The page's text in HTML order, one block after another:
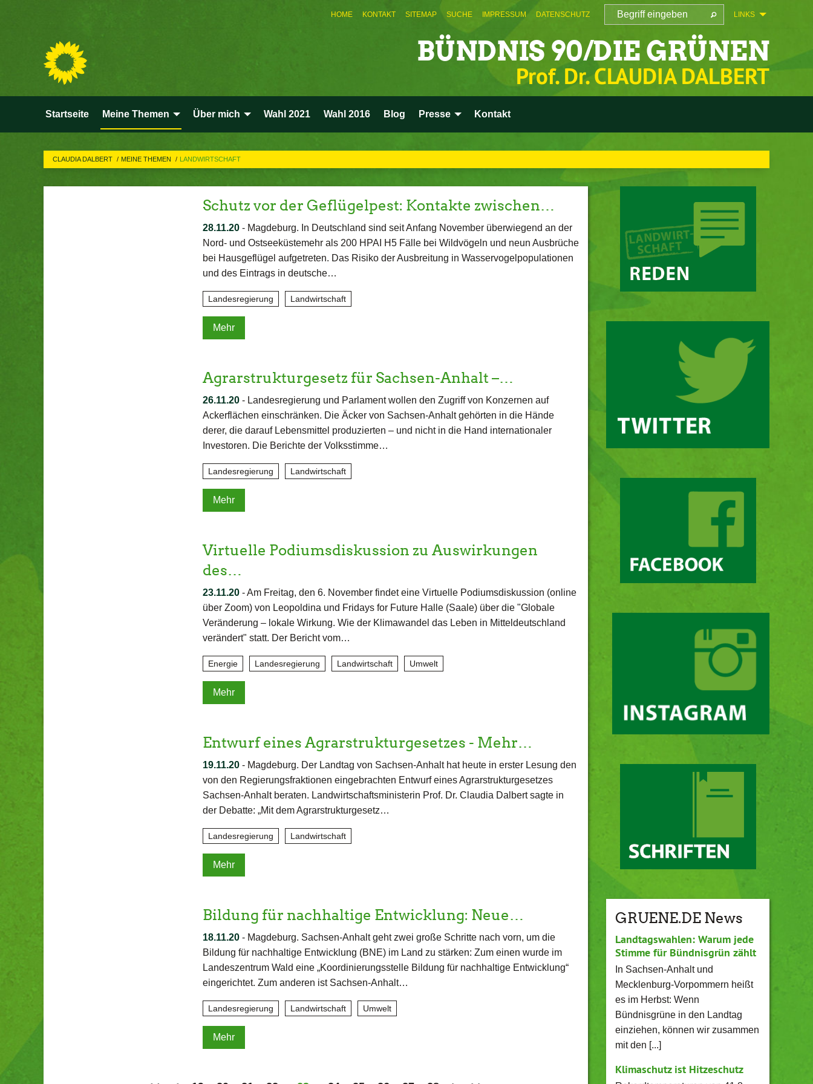
LINKS
HOME KONTAKT SITEMAP SUCHE IMPRESSUM DATENSCHUTZ
BÜNDNIS 90/DIE GRÜNEN
Prof. Dr. CLAUDIA DALBERT
Startseite Meine Themen Über mich Wahl 2021 Wahl 2016 Blog Presse Kontakt
CLAUDIA DALBERT MEINE THEMEN LANDWIRTSCHAFT
Schutz vor der Geflügelpest: Kontakte zwischen…
28.11.20- Magdeburg. In Deutschland sind seit Anfang November überwiegend an der
Nord- und Ostseeküstemehr als 200 HPAI H5 Fälle bei Wildvögeln und neun Ausbrüche
bei Hausgeflügel aufgetreten. Das Risiko der Ausbreitung in Wasservogelpopulationen
und des Eintrags in deutsche…
Landesregierung Landwirtschaft
Mehr
Agrarstrukturgesetz für Sachsen-Anhalt –…
26.11.20- Landesregierung und Parlament wollen den Zugriff von Konzernen auf
Ackerflächen einschränken. Die Äcker von Sachsen-Anhalt gehörten in die Hände
derer, die darauf Lebensmittel produzierten – und nicht in die Hand internationaler
Investoren. Die Berichte der Volksstimme…
Landesregierung Landwirtschaft
Mehr
Virtuelle Podiumsdiskussion zu Auswirkungen
des…
23.11.20-Am Freitag, den 6. November findet eine Virtuelle Podiumsdiskussion (online
über Zoom) von Leopoldina und Fridays for Future Halle (Saale) über die "Globale
Veränderung ‒ lokale Wirkung. Wie der Klimawandel das Leben in Mitteldeutschland
verändert" statt. Der Bericht vom…
Energie Landesregierung Landwirtschaft Umwelt
Mehr
Entwurf eines Agrarstrukturgesetzes - Mehr…
19.11.20- Magdeburg. Der Landtag von Sachsen-Anhalt hat heute in erster Lesung den
von den Regierungsfraktionen eingebrachten Entwurf eines Agrarstrukturgesetzes
Sachsen-Anhalt beraten. Landwirtschaftsministerin Prof. Dr. Claudia Dalbert sagte in
der Debatte: „Mit dem Agrarstrukturgesetz…
Landesregierung Landwirtschaft
Mehr
Bildung für nachhaltige Entwicklung: Neue…
18.11.20- Magdeburg. Sachsen-Anhalt geht zwei große Schritte nach vorn, um die
Bildung für nachhaltige Entwicklung (BNE) im Land zu stärken: Zum einen wurde im
Landeszentrum Wald eine „Koordinierungsstelle Bildung für nachhaltige Entwicklung“
eingerichtet. Zum anderen ist Sachsen-Anhalt…
Landesregierung Landwirtschaft Umwelt
Mehr
GRUENE.DE News
Landtagswahlen: Warum jede
Stimme für Bündnisgrün zählt
In Sachsen-Anhalt und
Mecklenburg-Vorpommern heißt
es im Herbst: Wenn
Bündnisgrüne in den Landtag
einziehen, können wir zusammen
mit den [...]
Klimaschutz ist Hitzeschutz